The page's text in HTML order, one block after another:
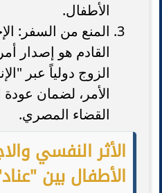
الأطفال.
المنع من السفر:
القادم هو إصدار
الزوج دولياً عبر
الأمر، لضمان عودة
القضاء المصري.
الأثر النفسي
الأطفال بين